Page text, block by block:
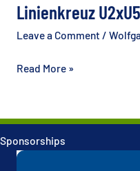
Linienkreuz U2xU5
Leave a Comment /
Linienkreuz
Read More »
Sponsorships